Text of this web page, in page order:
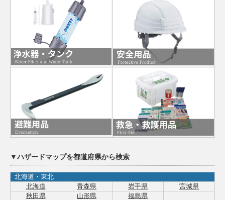
▼ハザードマップを都道府県から検索
北海道・東北
北海道
青森県 岩手県
宮城県
秋田県
山形県
福島県